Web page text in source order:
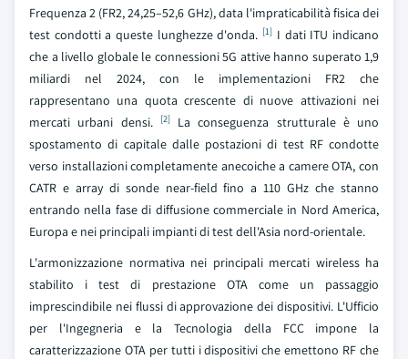
Frequenza 2 (FR2, 24,25–52,6 GHz), data l'impraticabilità fisica dei
test condotti a queste lunghezze d'onda. [1] I dati ITU indicano
che a livello globale le connessioni 5G attive hanno superato 1,9
miliardi nel 2024, con le implementazioni FR2 che
rappresentano una quota crescente di nuove attivazioni nei
mercati urbani densi.
[2]La conseguenza strutturale è uno
spostamento di capitale dalle postazioni di test RF condotte
verso installazioni completamente anecoiche a camere OTA, con
CATR e array di sonde near-field fino a 110 GHz che stanno
entrando nella fase di diffusione commerciale in Nord America,
Europa e nei principali impianti di test dell'Asia nord-orientale.
L'armonizzazione normativa nei principali mercati wireless ha
stabilito i test di prestazione OTA come un passaggio
imprescindibile nei flussi di approvazione dei dispositivi. L'Ufficio
per l'Ingegneria e la Tecnologia della FCC impone la
caratterizzazione OTA per tutti i dispositivi che emettono RF che